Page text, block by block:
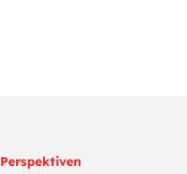
Perspektiven